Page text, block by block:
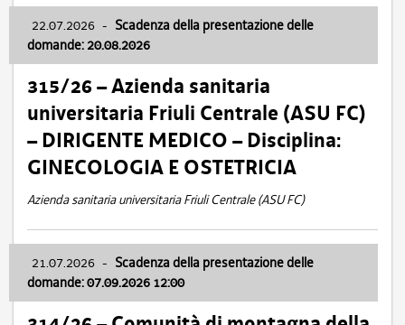
22.07.2026 - Scadenza della presentazione delle
domande: 20.08.2026
315/26 – Azienda sanitaria
universitaria Friuli Centrale (ASU FC)
– DIRIGENTE MEDICO – Disciplina:
GINECOLOGIA E OSTETRICIA
Azienda sanitaria universitaria Friuli Centrale (ASU FC)
21.07.2026 - Scadenza della presentazione delle
domande: 07.09.2026 12:00